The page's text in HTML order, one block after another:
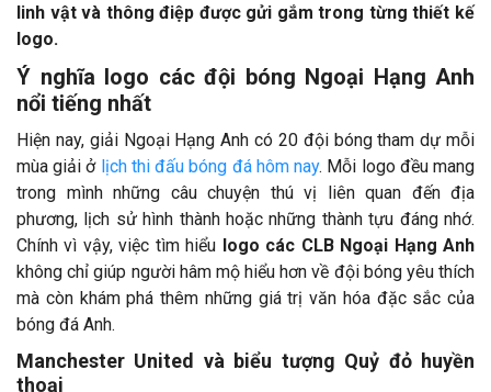
linh vật và thông điệp được gửi gắm trong từng thiết kế
logo.
Ý nghĩa logo các đội bóng Ngoại Hạng Anh
nổi tiếng nhất
Hiện nay, giải Ngoại Hạng Anh có 20 đội bóng tham dự mỗi
mùa giải ở lịch thi đấu bóng đá hôm nay. Mỗi logo đều mang
trong mình những câu chuyện thú vị liên quan đến địa
phương, lịch sử hình thành hoặc những thành tựu đáng nhớ.
Chính vì vậy, việc tìm hiểu logo các CLB Ngoại Hạng Anh
không chỉ giúp người hâm mộ hiểu hơn về đội bóng yêu thích
mà còn khám phá thêm những giá trị văn hóa đặc sắc của
bóng đá Anh.
Manchester United và biểu tượng Quỷ đỏ huyền
thoại